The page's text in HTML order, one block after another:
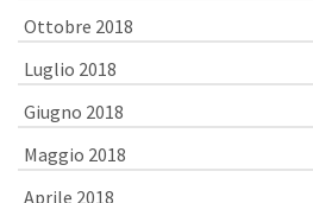
Ottobre 2018
Luglio 2018
Giugno 2018
Maggio 2018
Aprile 2018